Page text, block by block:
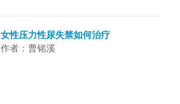
女性压力性尿失禁如何治疗
作者：曹铭溪